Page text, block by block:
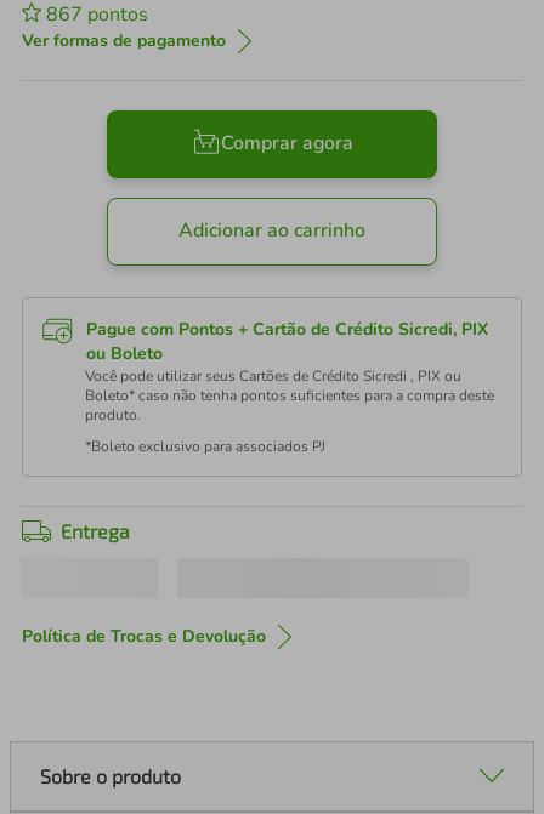
867 pontos
Ver formas de pagamento
Comprar agora
Adicionar ao carrinho
Pague com Pontos + Cartão de Crédito Sicredi, PIX
ou Boleto
Você pode utilizar seus Cartões de Crédito Sicredi , PIX ou
Boleto* caso não tenha pontos suficientes para a compra deste
produto.
*Boleto exclusivo para associados PJ
Entrega
Política de Trocas e Devolução
Sobre o produto